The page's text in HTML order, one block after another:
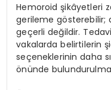
Hemoroid şikâyetleri
gerileme gösterebilir;
geçerli değildir.
vakalarda belirtilerin
seçeneklerinin daha
önünde